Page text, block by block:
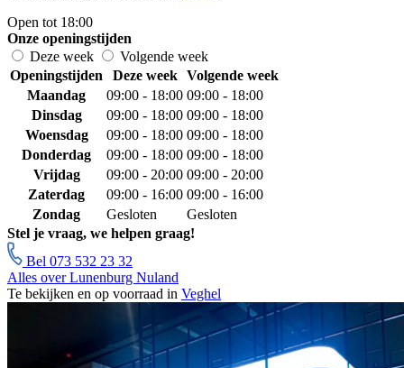
Open tot 18:00
Onze openingstijden
Deze week
Volgende week
Openingstijden
Deze week
Volgende week
Maandag
09:00 - 18:00 09:00 - 18:00
Dinsdag
09:00 - 18:00 09:00 - 18:00
Woensdag
09:00 - 18:00 09:00 - 18:00
Donderdag
09:00 - 18:00 09:00 - 18:00
Vrijdag
09:00 - 20:00 09:00 - 20:00
Zaterdag
09:00 - 16:00 09:00 - 16:00
Zondag
Gesloten
Gesloten
Stel je vraag, we helpen graag!
Bel 073 532 23 32
Alles over Lunenburg Nuland
Te bekijken en op voorraad in Veghel